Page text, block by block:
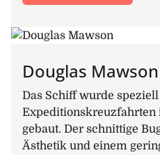
können Sie mit dem Schiff
eingeschnittene Buchten
Gletscherfronten fahren.
Gelegenheit, sich einen
Lounge zu suchen, um die
majestätische Küste
geniessen.
Douglas Mawson
Das Schiff wurde
Expeditionskreuzfahrten
gebaut. Der schnittige
Ästhetik und einem